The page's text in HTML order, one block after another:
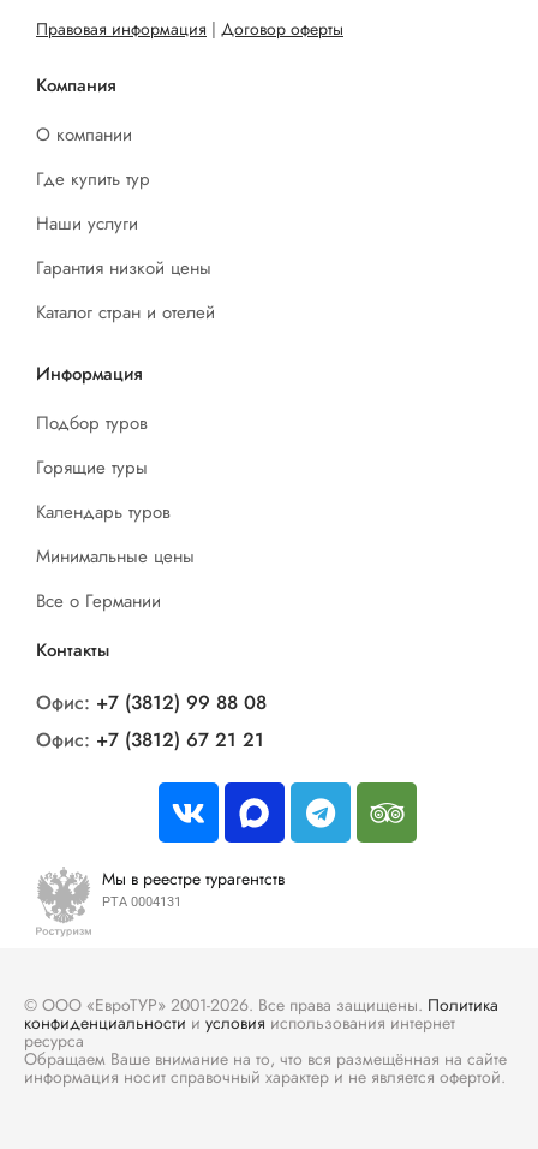
Правовая информация | Договор оферты
Компания
О компании
Где купить тур
Наши услуги
Гарантия низкой цены
Каталог стран и отелей
Информация
Подбор туров
Горящие туры
Календарь туров
Минимальные цены
Все о Германии
Контакты
Офис: +7 (3812) 99 88 08
Офис: +7 (3812) 67 21 21
Мы в реестре турагентств
РТА 0004131
© ООО «ЕвроТУР» 2001-2026. Все права защищены. Политика
конфиденциальности и условия использования интернет
ресурса
Обращаем Ваше внимание на то, что вся размещённая на сайте
информация носит справочный характер и не является офертой.